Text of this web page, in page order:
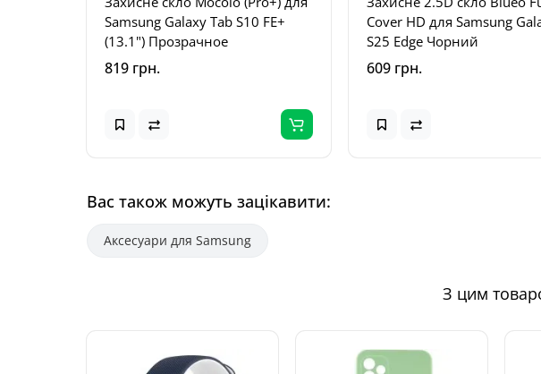
Samsung Galaxy Tab S10 FE+
(13.1") Прозрачное
819 грн.
Cover HD для Samsung
S25 Edge Чорний
609 грн.
Вас також можуть зацікавити:
Аксесуари для Samsung
З цим